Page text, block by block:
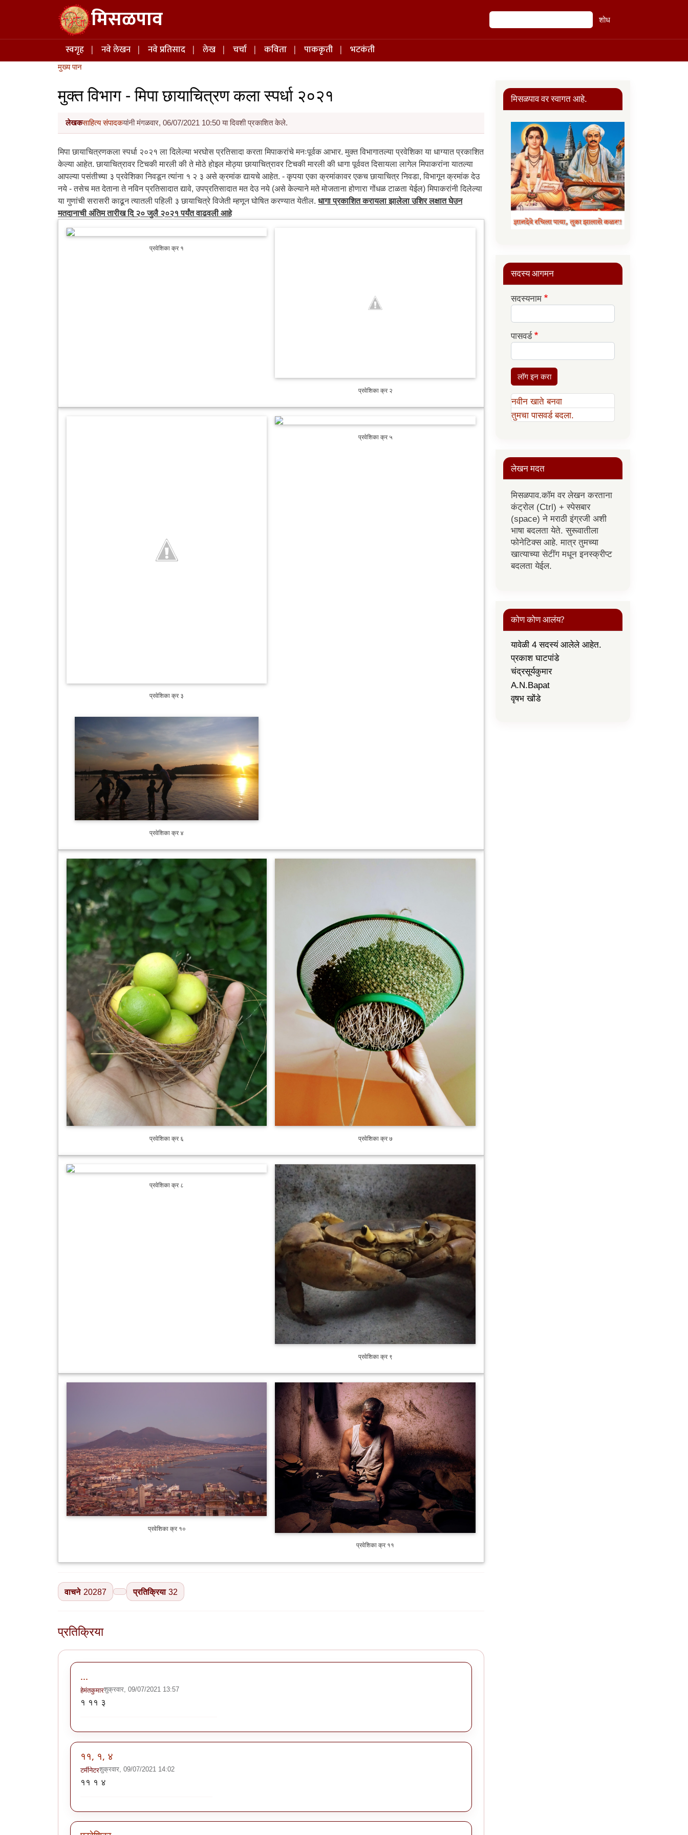
Skip to main content मिसळपाव शोध शोध
Main navigation
स्वगृह नवे लेखन नवे प्रतिसाद लेख चर्चा कविता पाककृती भटकंती
मुख्य पान
मुक्त विभाग - मिपा छायाचित्रण कला स्पर्धा २०२१
लेखकसाहित्य संपादकयांनी मंगळवार, 06/07/2021 10:50 या दिवशी प्रकाशित केले.
मिपा छायाचित्रणकला स्पर्धा २०२१ ला दिलेल्या भरघोस प्रतिसादा करता मिपाकरांचे मनःपूर्वक आभार. मुक्त विभागातल्या प्रवेशिका या धाग्यात प्रकाशित
केल्या आहेत. छायाचित्रावर टिचकी मारली की ते मोठे होइल मोठ्या छायाचित्रावर टिचकी मारली की धागा पूर्ववत दिसायला लागेल मिपाकरांना यातल्या
आपल्या पसंतीच्या ३ प्रवेशिका निवडून त्यांना १ २ ३ असे क्रमांक द्यायचे आहेत. - कृपया एका क्रमांकावर एकच छायाचित्र निवडा, विभागून क्रमांक देउ
नये - तसेच मत देताना ते नविन प्रतिसादात द्यावे, उपप्रतिसादात मत देउ नये (असे केल्याने मते मोजताना होणारा गोंधळ टाळता येईल) मिपाकरांनी दिलेल्या
या गुणांची सरासरी काढून त्यातली पहिली ३ छायाचित्रे विजेती म्हणून घोषित करण्यात येतील.धागा प्रकाशित करायला झालेला उशिर लक्षात घेउन
मतदानाची अंतिम तारीख दि २० जुलै २०२१ पर्यंत वाढवली आहे
प्रवेशिका क्र १
प्रवेशिका क्र २
प्रवेशिका क्र ३
प्रवेशिका क्र ४
प्रवेशिका क्र ५
प्रवेशिका क्र ६ प्रवेशिका क्र ७
प्रवेशिका क्र ८
प्रवेशिका क्र ९
प्रवेशिका क्र १०
प्रवेशिका क्र ११
वाचने 20287 प्रतिक्रिया 32
प्रतिक्रिया
...
हेमंतकुमारशुक्रवार, 09/07/2021 13:57
१ ११ ३
११, १, ४
टर्मीनेटरशुक्रवार, 09/07/2021 14:02
११ १ ४
मिसळपाव वर स्वागत आहे.
सदस्य आगमन
सदस्यनाम
पासवर्ड
लॉग इन करा
नवीन खाते बनवा
तुमचा पासवर्ड बदला.
लेखन मदत
मिसळपाव.कॉम वर लेखन करताना
कंट्रोल (Ctrl) + स्पेसबार
(space) ने मराठी इंग्रजी अशी
भाषा बदलता येते. सुरूवातीला
फोनेटिक्स आहे. मात्र तुमच्या
खात्याच्या सेटींग मधून इनस्क्रीप्ट
बदलता येईल.
कोण कोण आलंय?
यावेळी 4 सदस्यं आलेले आहेत.
प्रकाश घाटपांडे
चंद्रसूर्यकुमार
A.N.Bapat
वृषभ खोंडे